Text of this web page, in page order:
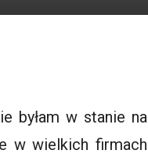
byłam w stanie na
w wielkich firmach